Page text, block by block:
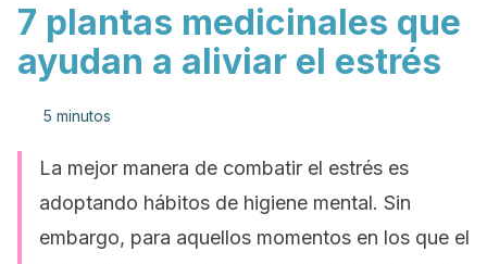
7 plantas medicinales que
ayudan a aliviar el estrés
5 minutos
La mejor manera de combatir el estrés es
adoptando hábitos de higiene mental. Sin
embargo, para aquellos momentos en los que el